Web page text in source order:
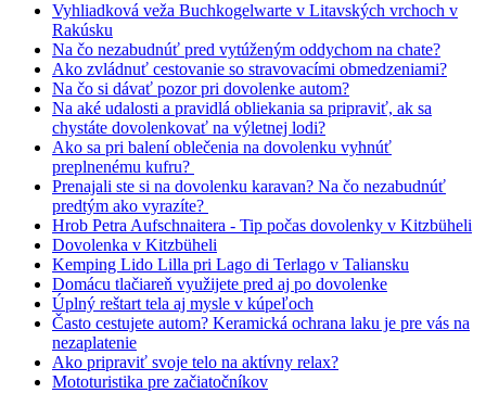
Vyhliadková veža Buchkogelwarte v Litavských vrchoch v
Rakúsku
Na čo nezabudnúť pred vytúženým oddychom na chate?
Ako zvládnuť cestovanie so stravovacími obmedzeniami?
Na čo si dávať pozor pri dovolenke autom?
Na aké udalosti a pravidlá obliekania sa pripraviť, ak sa
chystáte dovolenkovať na výletnej lodi?
Ako sa pri balení oblečenia na dovolenku vyhnúť
preplnenému kufru?
Prenajali ste si na dovolenku karavan? Na čo nezabudnúť
predtým ako vyrazíte?
Hrob Petra Aufschnaitera - Tip počas dovolenky v Kitzbüheli
Dovolenka v Kitzbüheli
Kemping Lido Lilla pri Lago di Terlago v Taliansku
Domácu tlačiareň využijete pred aj po dovolenke
Úplný reštart tela aj mysle v kúpeľoch
Často cestujete autom? Keramická ochrana laku je pre vás na
nezaplatenie
Ako pripraviť svoje telo na aktívny relax?
Mototuristika pre začiatočníkov